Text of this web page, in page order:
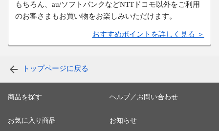
もちろん、au/ソフトバンクなどNTTドコモ以外をご利用
のお客さまもお買い物をお楽しみいただけます。
おすすめポイントを詳しく見る ＞
トップページに戻る
商品を探す
お気に入り商品
ヘルプ／お問い合わせ
お知らせ